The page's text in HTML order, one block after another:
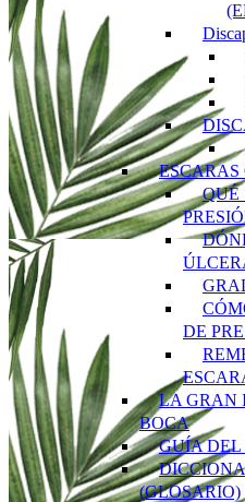
ESCARAS
QUÉ
DE
LA GRAN
BOCA
GUÍA DEL
(GLOSARIO)